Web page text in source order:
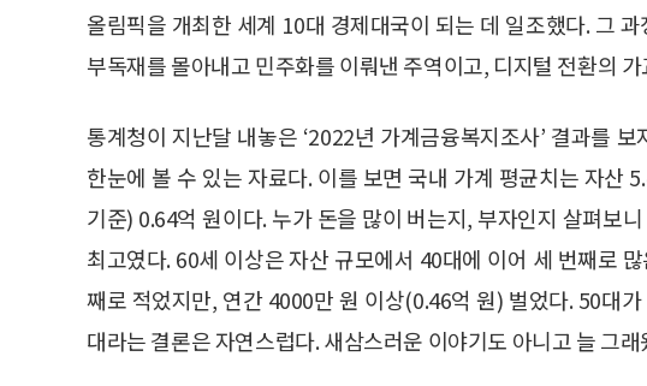
올림픽을 개최한 세계 10대 경제대국이 되는 데 일조했다. 그
부독재를 몰아내고 민주화를 이뤄낸 주역이고, 디지털 전환의
통계청이 지난달 내놓은 ‘2022년 가계금융복지조사’ 결과를
한눈에 볼 수 있는 자료다. 이를 보면 국내 가계 평균치는 자산
기준) 0.64억 원이다. 누가 돈을 많이 버는지, 부자인지 살펴보
최고였다. 60세 이상은 자산 규모에서 40대에 이어 세 번째로
째로 적었지만, 연간 4000만 원 이상(0.46억 원) 벌었다. 50대
대라는 결론은 자연스럽다. 새삼스러운 이야기도 아니고 늘 그래